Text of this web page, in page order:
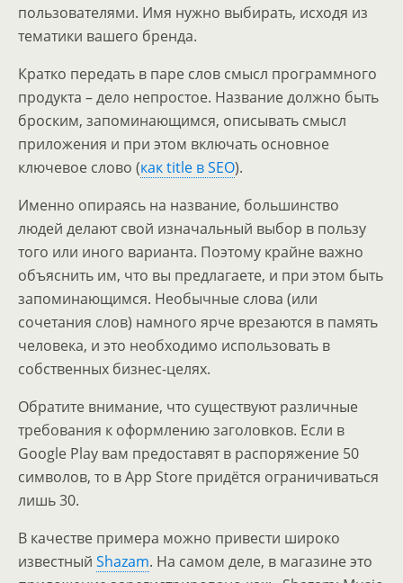
пользователями. Имя нужно выбирать, исходя из
тематики вашего бренда.
Кратко передать в паре слов смысл программного
продукта – дело непростое. Название должно быть
броским, запоминающимся, описывать смысл
приложения и при этом включать основное
ключевое слово (как title в SEO).
Именно опираясь на название, большинство
людей делают свой изначальный выбор в пользу
того или иного варианта. Поэтому крайне важно
объяснить им, что вы предлагаете, и при этом быть
запоминающимся. Необычные слова (или
сочетания слов) намного ярче врезаются в память
человека, и это необходимо использовать в
собственных бизнес-целях.
Обратите внимание, что существуют различные
требования к оформлению заголовков. Если в
Google Play вам предоставят в распоряжение 50
символов, то в App Store придётся ограничиваться
лишь 30.
В качестве примера можно привести широко
известный Shazam. На самом деле, в магазине это